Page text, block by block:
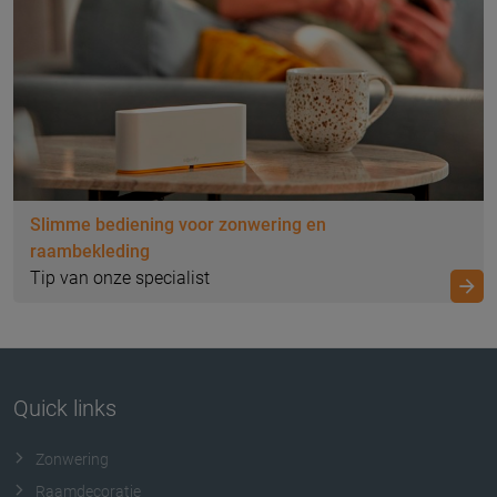
Slimme bediening voor zonwering en
raambekleding
Tip van onze specialist
Quick links
Zonwering
Raamdecoratie